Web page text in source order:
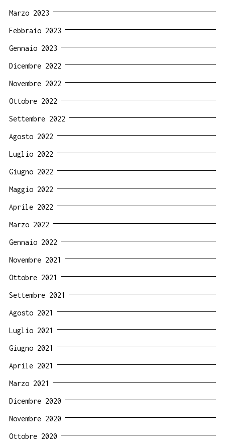
Marzo 2023
Febbraio 2023
Gennaio 2023
Dicembre 2022
Novembre 2022
Ottobre 2022
Settembre 2022
Agosto 2022
Luglio 2022
Giugno 2022
Maggio 2022
Aprile 2022
Marzo 2022
Gennaio 2022
Novembre 2021
Ottobre 2021
Settembre 2021
Agosto 2021
Luglio 2021
Giugno 2021
Aprile 2021
Marzo 2021
Dicembre 2020
Novembre 2020
Ottobre 2020